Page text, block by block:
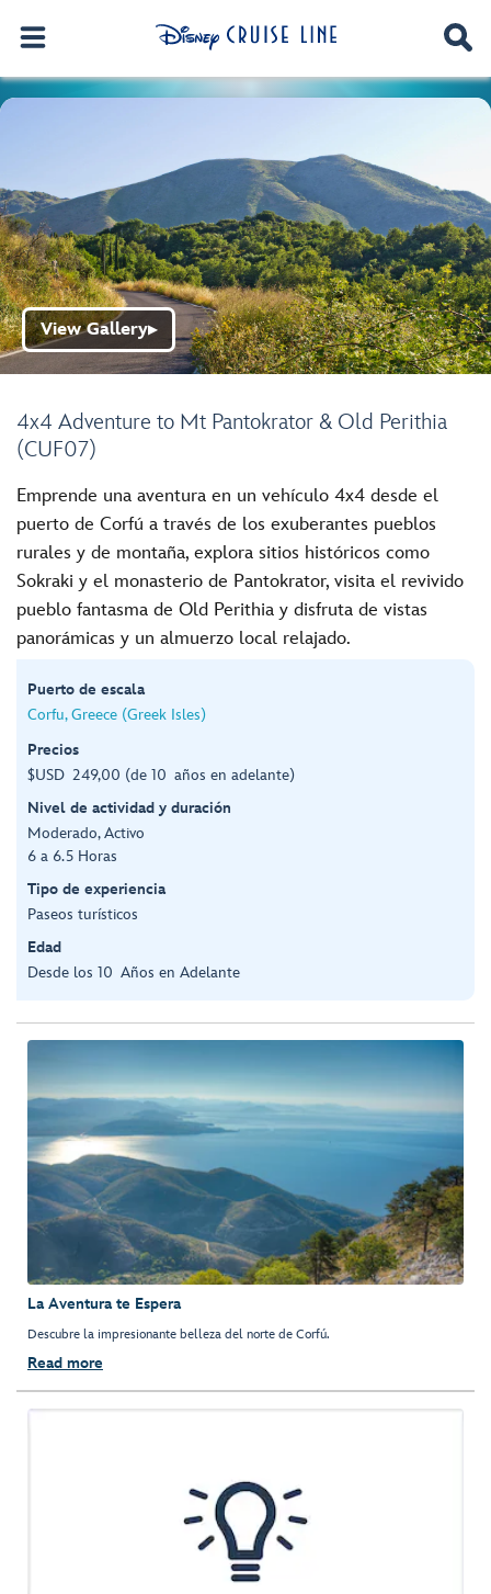
4x4 Adventure to Mt Pantokrator & Old Perithia
(CUF07)
View Gallery▶
Emprende una aventura en un vehículo 4x4 desde el
puerto de Corfú a través de los exuberantes pueblos
rurales y de montaña, explora sitios históricos como
Sokraki y el monasterio de Pantokrator, visita el revivido
pueblo fantasma de Old Perithia y disfruta de vistas
panorámicas y un almuerzo local relajado.
Puerto de escala
Corfu, Greece (Greek Isles)
Precios
$USD 249,00 (de 10 años en adelante)
Nivel de actividad y duración
Moderado, Activo
6 a 6.5 Horas
Tipo de experiencia
Paseos turísticos
Edad
Desde los 10 Años en Adelante
La Aventura te Espera
Descubre la impresionante belleza del norte de Corfú.
Read more